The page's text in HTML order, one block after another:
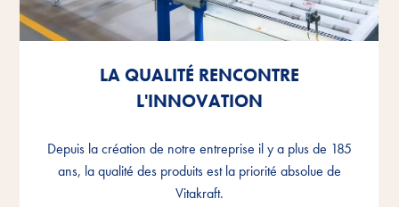
LA QUALITÉ RENCONTRE
L'INNOVATION
Depuis la création de notre entreprise il y a plus de 185
ans, la qualité des produits est la priorité absolue de
Vitakraft.
LA QUALITÉ RENCONTRE
L'INNOVATION
Depuis la création de notre entreprise il y a plus de 185
ans, la qualité des produits est la priorité absolue de
Vitakraft.
LA QUALITÉ RENCONTRE
L'INNOVATION
Depuis la création de notre entreprise il y a plus de 185
ans, la qualité des produits est la priorité absolue de
Vitakraft.